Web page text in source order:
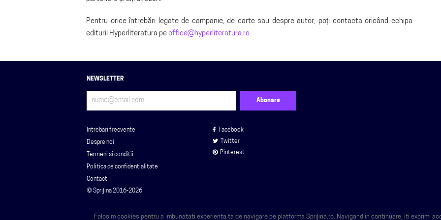
Pentru orice întrebări legate de campanie, de carte sau despre autor, poți contacta oricând echipa
editurii Hyperliteratura pe office@hyperliteratura.ro.
NEWSLETTER
Intrebari frecvente
Despre noi
Termeni si conditii
Politica de confidentialitate
Contact
Facebook
Twitter
Pinterest
© Sprijina 2016-2026
Folosim cookies pentru a imbunatati experienta ta de navigare pe platforma Sprijina.ro. Navigand in continuare, iti exprimi